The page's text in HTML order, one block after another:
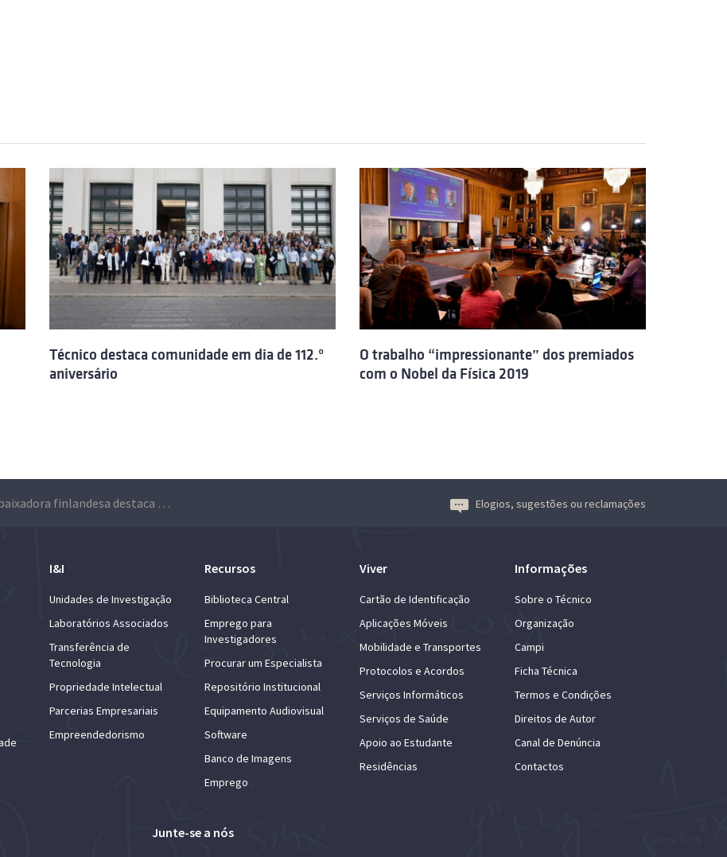
Técnico destaca comunidade em dia de 112.º
aniversário
O trabalho “impressionante” dos premiados
com o Nobel da Física 2019
Embaixadora finlandesa destaca “trabalho impressionante” em visita ao Técnico Elogios, sugestões ou reclamações
I&I
Unidades de Investigação
Laboratórios Associados
Transferência de
Tecnologia
Propriedade Intelectual
Parcerias Empresariais
Empreendedorismo
Recursos
Biblioteca Central
Emprego para
Investigadores
Procurar um Especialista
Repositório Institucional
Equipamento Audiovisual
Software
Banco de Imagens
Emprego
Viver
Cartão de Identificação
Aplicações Móveis
Mobilidade e Transportes
Protocolos e Acordos
Serviços Informáticos
Serviços de Saúde
Apoio ao Estudante
Residências
Informações
Sobre o Técnico
Organização
Campi
Ficha Técnica
Termos e Condições
Direitos de Autor
Canal de Denúncia
Contactos
Junte-se a nós